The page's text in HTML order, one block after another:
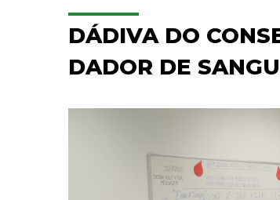
DÁDIVA DO
DADOR DE